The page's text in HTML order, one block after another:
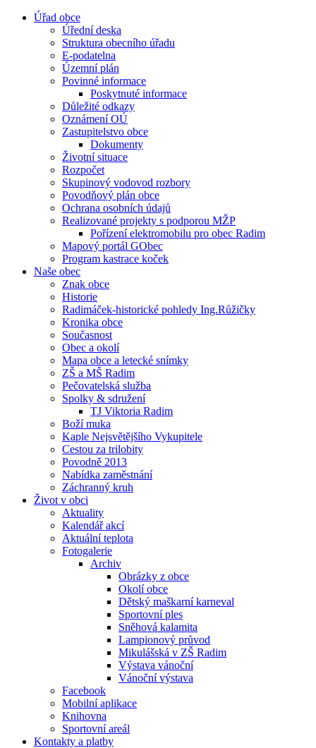
Úřad obce
Úřední deska
Struktura obecního úřadu
E-podatelna
Územní plán
Povinné informace
Poskytnuté informace
Důležité odkazy
Oznámení OÚ
Zastupitelstvo obce
Dokumenty
Životní situace
Rozpočet
Skupinový vodovod rozbory
Povodňový plán obce
Ochrana osobních údajů
Realizované projekty s podporou MŽP
Pořízení elektromobilu pro obec Radim
Mapový portál GObec
Program kastrace koček
Naše obec
Znak obce
Historie
Radimáček-historické pohledy Ing.Růžičky
Kronika obce
Současnost
Obec a okolí
Mapa obce a letecké snímky
ZŠ a MŠ Radim
Pečovatelská služba
Spolky & sdružení
TJ Viktoria Radim
Boží muka
Kaple Nejsvětějšího Vykupitele
Cestou za trilobity
Povodně 2013
Nabídka zaměstnání
Záchranný kruh
Život v obci
Aktuality
Kalendář akcí
Aktuální teplota
Fotogalerie
Archiv
Obrázky z obce
Okolí obce
Dětský maškarní karneval
Sportovní ples
Sněhová kalamita
Lampionový průvod
Mikulášská v ZŠ Radim
Výstava vánoční
Vánoční výstava
Facebook
Mobilní aplikace
Knihovna
Sportovní areál
Kontakty a platby